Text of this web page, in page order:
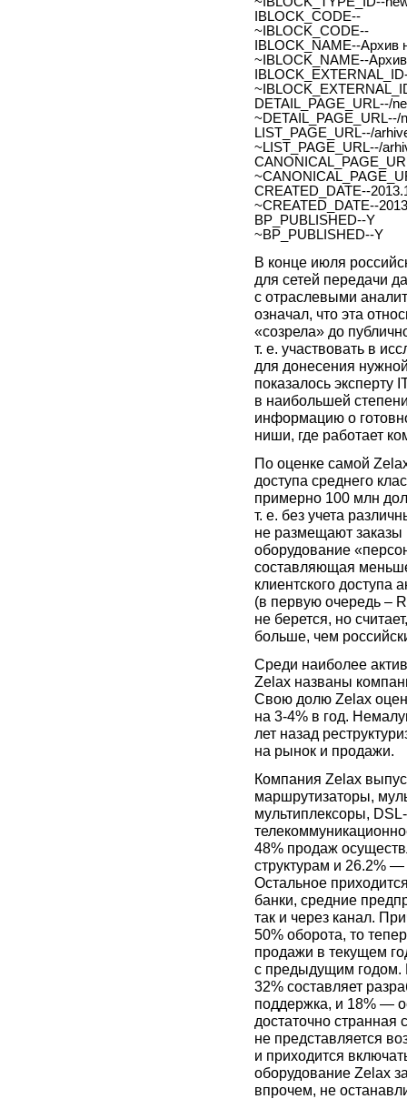
IBLOCK_CODE--
~IBLOCK_CODE--
IBLOCK_NAME--Архив
~IBLOCK_NAME--
DETAIL_PAGE_URL--/
~DETAIL_PAGE_URL--/
LIST_PAGE_URL--/
~LIST_PAGE_URL--/
CREATED_DATE--
~CREATED_DATE--
BP_PUBLISHED--Y
~BP_PUBLISHED--Y
В конце июля
для сетей передачи
с отраслевыми
означал, что эта
«созрела» до
т. е. участвовать в
для донесения
показалось
в наибольшей
информацию о
ниши, где работает
По оценке самой
доступа среднего
примерно 100 млн
т. е. без учета
не размещают заказы
оборудование
составляющая
клиентского доступа
(в первую очередь –
не берется, но
больше, чем
Среди наиболее
Zelax названы
Свою долю Zelax
на 3-4% в год.
лет назад
на рынок и продажи.
Компания Zelax
маршрутизаторы,
мультиплексоры,
48% продаж
структурам и 26.2%
Остальное
банки, средние
так и через канал.
50% оборота, то
продажи в текущем
с предыдущим годом.
32% составляет
поддержка, и 18% —
достаточно странная
не представляется
и приходится
оборудование Zelax
впрочем, не